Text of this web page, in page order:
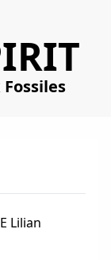
Lilian